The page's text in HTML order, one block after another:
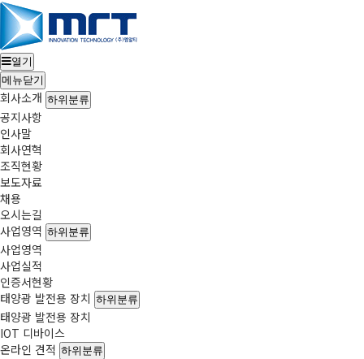
열기
메뉴닫기
회사소개 하위분류
공지사항
인사말
회사연혁
조직현황
보도자료
채용
오시는길
사업영역 하위분류
사업영역
사업실적
인증서현황
태양광 발전용 장치 하위분류
태양광 발전용 장치
IOT 디바이스
온라인 견적 하위분류